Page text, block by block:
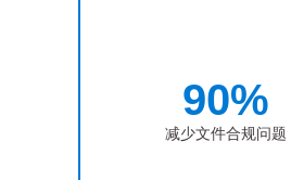
90%
减少文件合规问题